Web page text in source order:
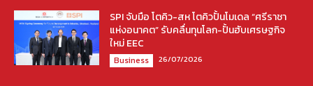
SPI จับมือ โตคิว-สห โตคิวปั้นโมเดล “ศรีราชา
แห่งอนาคต” รับคลื่นทุนโลก-ปั้นฮับเศรษฐกิจ
ใหม่ EEC
Business 26/07/2026